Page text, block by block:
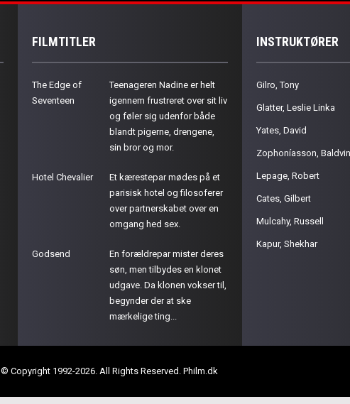
FILMTITLER
The Edge of
Seventeen
Teenageren Nadine er helt
igennem frustreret over sit liv
og føler sig udenfor både
blandt pigerne, drengene,
sin bror og mor.
Hotel Chevalier
Et kærestepar mødes på et
parisisk hotel og filosoferer
over partnerskabet over en
omgang hed sex.
Godsend
En forældrepar mister deres
søn, men tilbydes en klonet
udgave. Da klonen vokser til,
begynder der at ske
mærkelige ting...
INSTRUKTØRER
Gilro, Tony
Glatter, Leslie Linka
Yates, David
Zophoníasson, Baldvin
Lepage, Robert
Cates, Gilbert
Mulcahy, Russell
Kapur, Shekhar
© Copyright 1992-2026. All Rights Reserved. Philm.dk